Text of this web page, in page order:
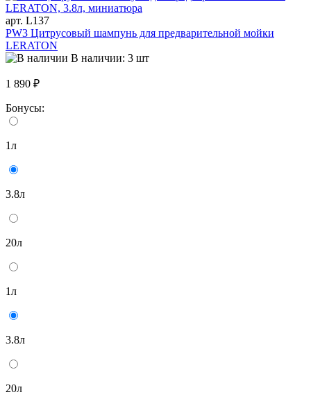
арт. L137
PW3 Цитрусовый шампунь для предварительной мойки
LERATON
В наличии: 3 шт
1 890 ₽
Бонусы:
1л
3.8л
20л
1л
3.8л
20л